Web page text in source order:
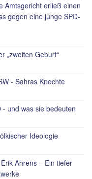
Amtsgericht erließ einen
gegen eine junge SPD-
„zweiten Geburt“
- Sahras Knechte
und was sie bedeuten
Ideologie
Ahrens – Ein tiefer